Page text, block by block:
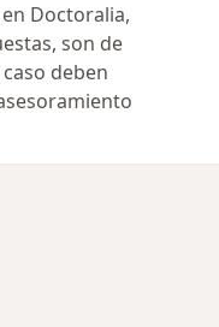
Doctoralia,
son de
deben